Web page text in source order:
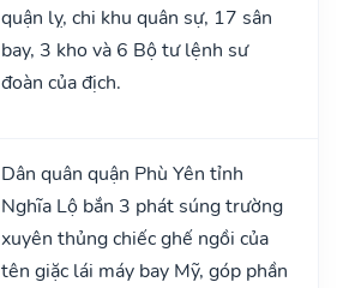
quận lỵ, chi khu quân sự, 17 sân
bay, 3 kho và 6 Bộ tư lệnh sư
đoàn của địch.
Dân quân quận Phù Yên tỉnh
Nghĩa Lộ bắn 3 phát súng trường
xuyên thủng chiếc ghế ngồi của
tên giặc lái máy bay Mỹ, góp phần